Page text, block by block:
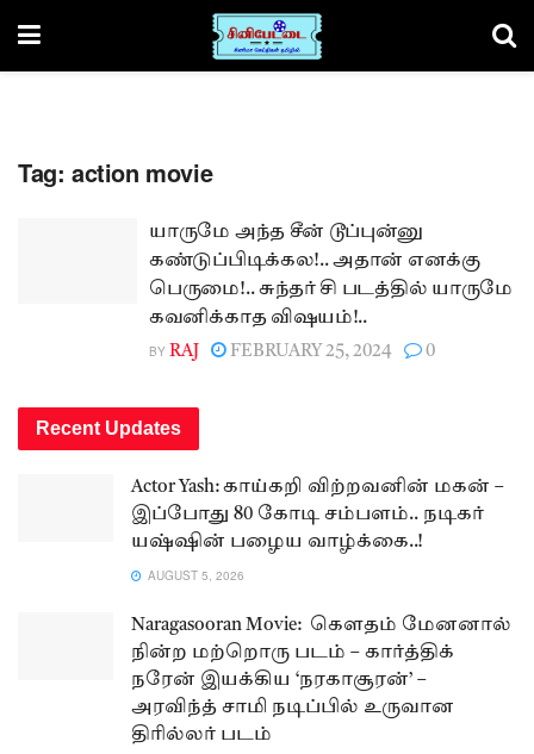
Tag: action movie
யாருமே அந்த சீன் டூப்புன்னு
கண்டுப்பிடிக்கல!.. அதான் எனக்கு
பெருமை!.. சுந்தர் சி படத்தில் யாருமே
கவனிக்காத விஷயம்!..
BY RAJ FEBRUARY 25, 2024 0
Recent Updates
Actor Yash: காய்கறி விற்றவனின் மகன் –
இப்போது 80 கோடி சம்பளம்.. நடிகர்
யஷ்ஷின் பழைய வாழ்க்கை..!
AUGUST 5, 2026
Naragasooran Movie: கௌதம் மேனனால்
நின்ற மற்றொரு படம் – கார்த்திக்
நரேன் இயக்கிய ‘நரகாசூரன்’ –
அரவிந்த் சாமி நடிப்பில் உருவான
திரில்லர் படம்